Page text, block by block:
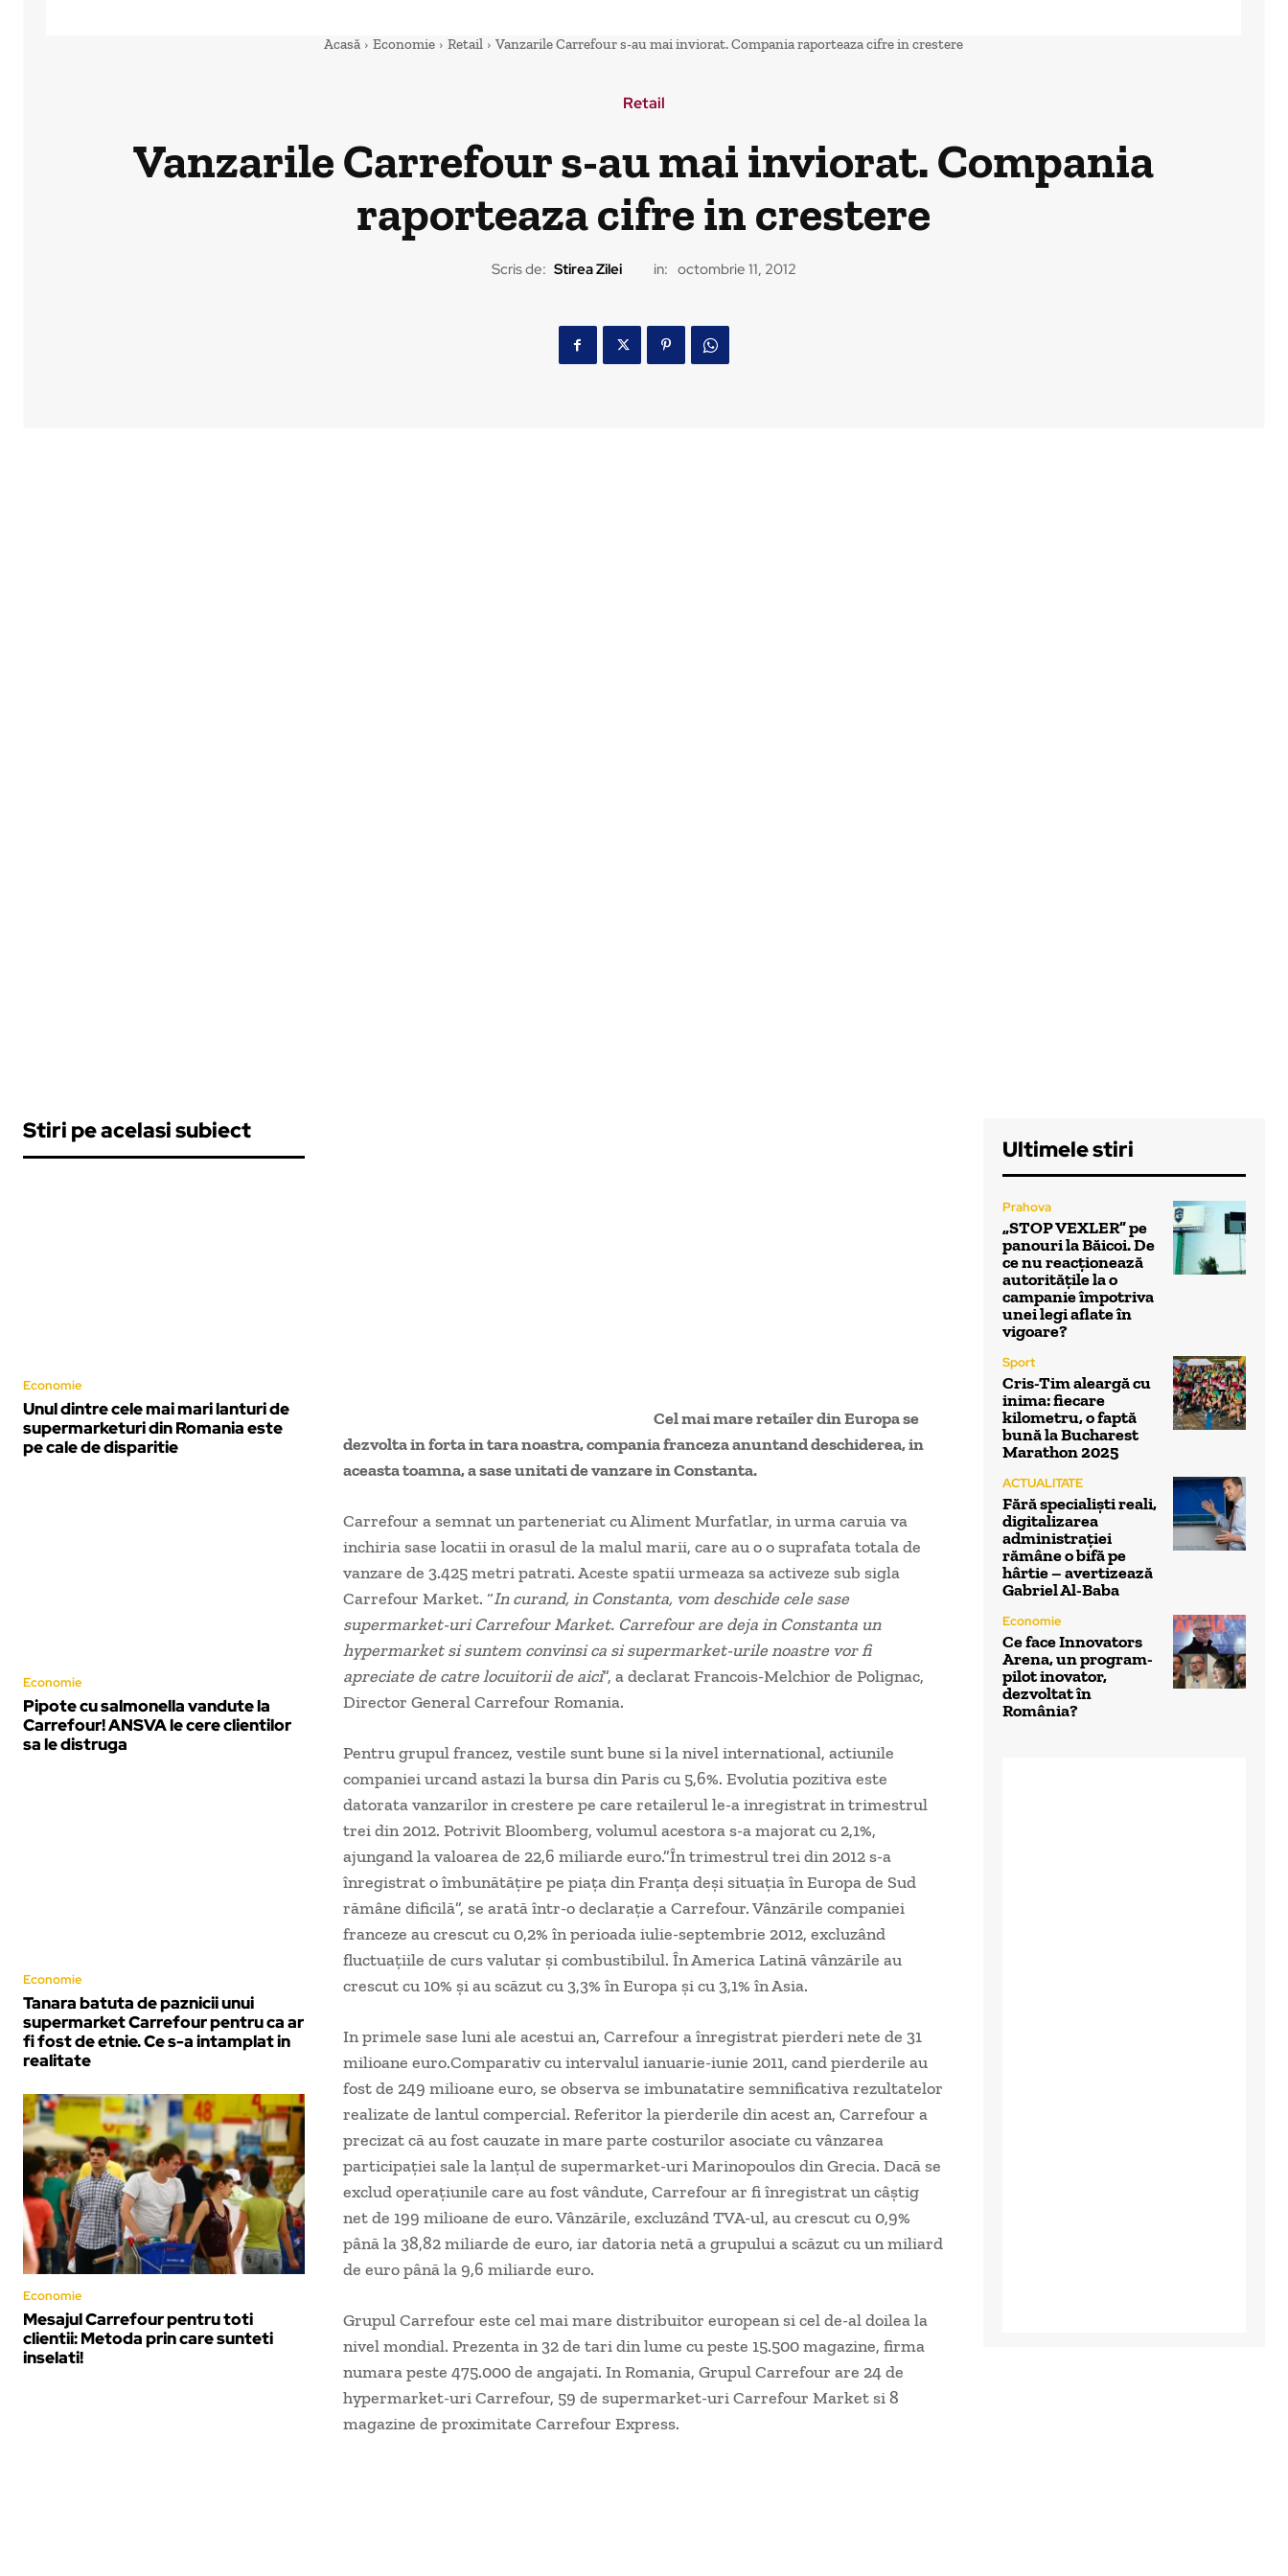
Acasă Economie Retail Vanzarile Carrefour s-au mai inviorat. Compania raporteaza cifre in crestere
Retail
Vanzarile Carrefour s-au mai inviorat. Compania
raporteaza cifre in crestere
Scris de: Stirea Zilei in: octombrie 11, 2012
Stiri pe acelasi subiect
Economie
Unul dintre cele mai mari lanturi de
supermarketuri din Romania este
pe cale de disparitie
Economie
Pipote cu salmonella vandute la
Carrefour! ANSVA le cere clientilor
sa le distruga
Economie
Tanara batuta de paznicii unui
supermarket Carrefour pentru ca ar
fi fost de etnie. Ce s-a intamplat in
realitate
Economie
Mesajul Carrefour pentru toti
clientii: Metoda prin care sunteti
inselati!
Cel mai mare retailer din Europa se
dezvolta in forta in tara noastra, compania franceza anuntand deschiderea, in
aceasta toamna, a sase unitati de vanzare in Constanta.
Carrefour a semnat un parteneriat cu Aliment Murfatlar, in urma caruia va
inchiria sase locatii in orasul de la malul marii, care au o o suprafata totala de
vanzare de 3.425 metri patrati. Aceste spatii urmeaza sa activeze sub sigla
Carrefour Market. “In curand, in Constanta, vom deschide cele sase
supermarket-uri Carrefour Market. Carrefour are deja in Constanta un
hypermarket si suntem convinsi ca si supermarket-urile noastre vor fi
apreciate de catre locuitorii de aici”, a declarat Francois-Melchior de Polignac,
Director General Carrefour Romania.
Pentru grupul francez, vestile sunt bune si la nivel international, actiunile
companiei urcand astazi la bursa din Paris cu 5,6%. Evolutia pozitiva este
datorata vanzarilor in crestere pe care retailerul le-a inregistrat in trimestrul
trei din 2012. Potrivit Bloomberg, volumul acestora s-a majorat cu 2,1%,
ajungand la valoarea de 22,6 miliarde euro.”În trimestrul trei din 2012 s-a
înregistrat o îmbunătăţire pe piaţa din Franţa deşi situaţia în Europa de Sud
rămâne dificilă”, se arată într-o declaraţie a Carrefour. Vânzările companiei
franceze au crescut cu 0,2% în perioada iulie-septembrie 2012, excluzând
fluctuaţiile de curs valutar şi combustibilul. În America Latină vânzările au
crescut cu 10% şi au scăzut cu 3,3% în Europa şi cu 3,1% în Asia.
In primele sase luni ale acestui an, Carrefour a înregistrat pierderi nete de 31
milioane euro.Comparativ cu intervalul ianuarie-iunie 2011, cand pierderile au
fost de 249 milioane euro, se observa se imbunatatire semnificativa rezultatelor
realizate de lantul compercial. Referitor la pierderile din acest an, Carrefour a
precizat că au fost cauzate in mare parte costurilor asociate cu vânzarea
participaţiei sale la lanţul de supermarket-uri Marinopoulos din Grecia. Dacă se
exclud operaţiunile care au fost vândute, Carrefour ar fi înregistrat un câştig
net de 199 milioane de euro. Vânzările, excluzând TVA-ul, au crescut cu 0,9%
până la 38,82 miliarde de euro, iar datoria netă a grupului a scăzut cu un miliard
de euro până la 9,6 miliarde euro.
Grupul Carrefour este cel mai mare distribuitor european si cel de-al doilea la
nivel mondial. Prezenta in 32 de tari din lume cu peste 15.500 magazine, firma
numara peste 475.000 de angajati. In Romania, Grupul Carrefour are 24 de
hypermarket-uri Carrefour, 59 de supermarket-uri Carrefour Market si 8
magazine de proximitate Carrefour Express.
Ultimele stiri
Prahova
„STOP VEXLER” pe
panouri la Băicoi. De
ce nu reacționează
autoritățile la o
campanie împotriva
unei legi aflate în
vigoare?
Sport
Cris-Tim aleargă cu
inima: fiecare
kilometru, o faptă
bună la Bucharest
Marathon 2025
ACTUALITATE
Fără specialiști reali,
digitalizarea
administrației
rămâne o bifă pe
hârtie – avertizează
Gabriel Al-Baba
Economie
Ce face Innovators
Arena, un program-
pilot inovator,
dezvoltat în
România?